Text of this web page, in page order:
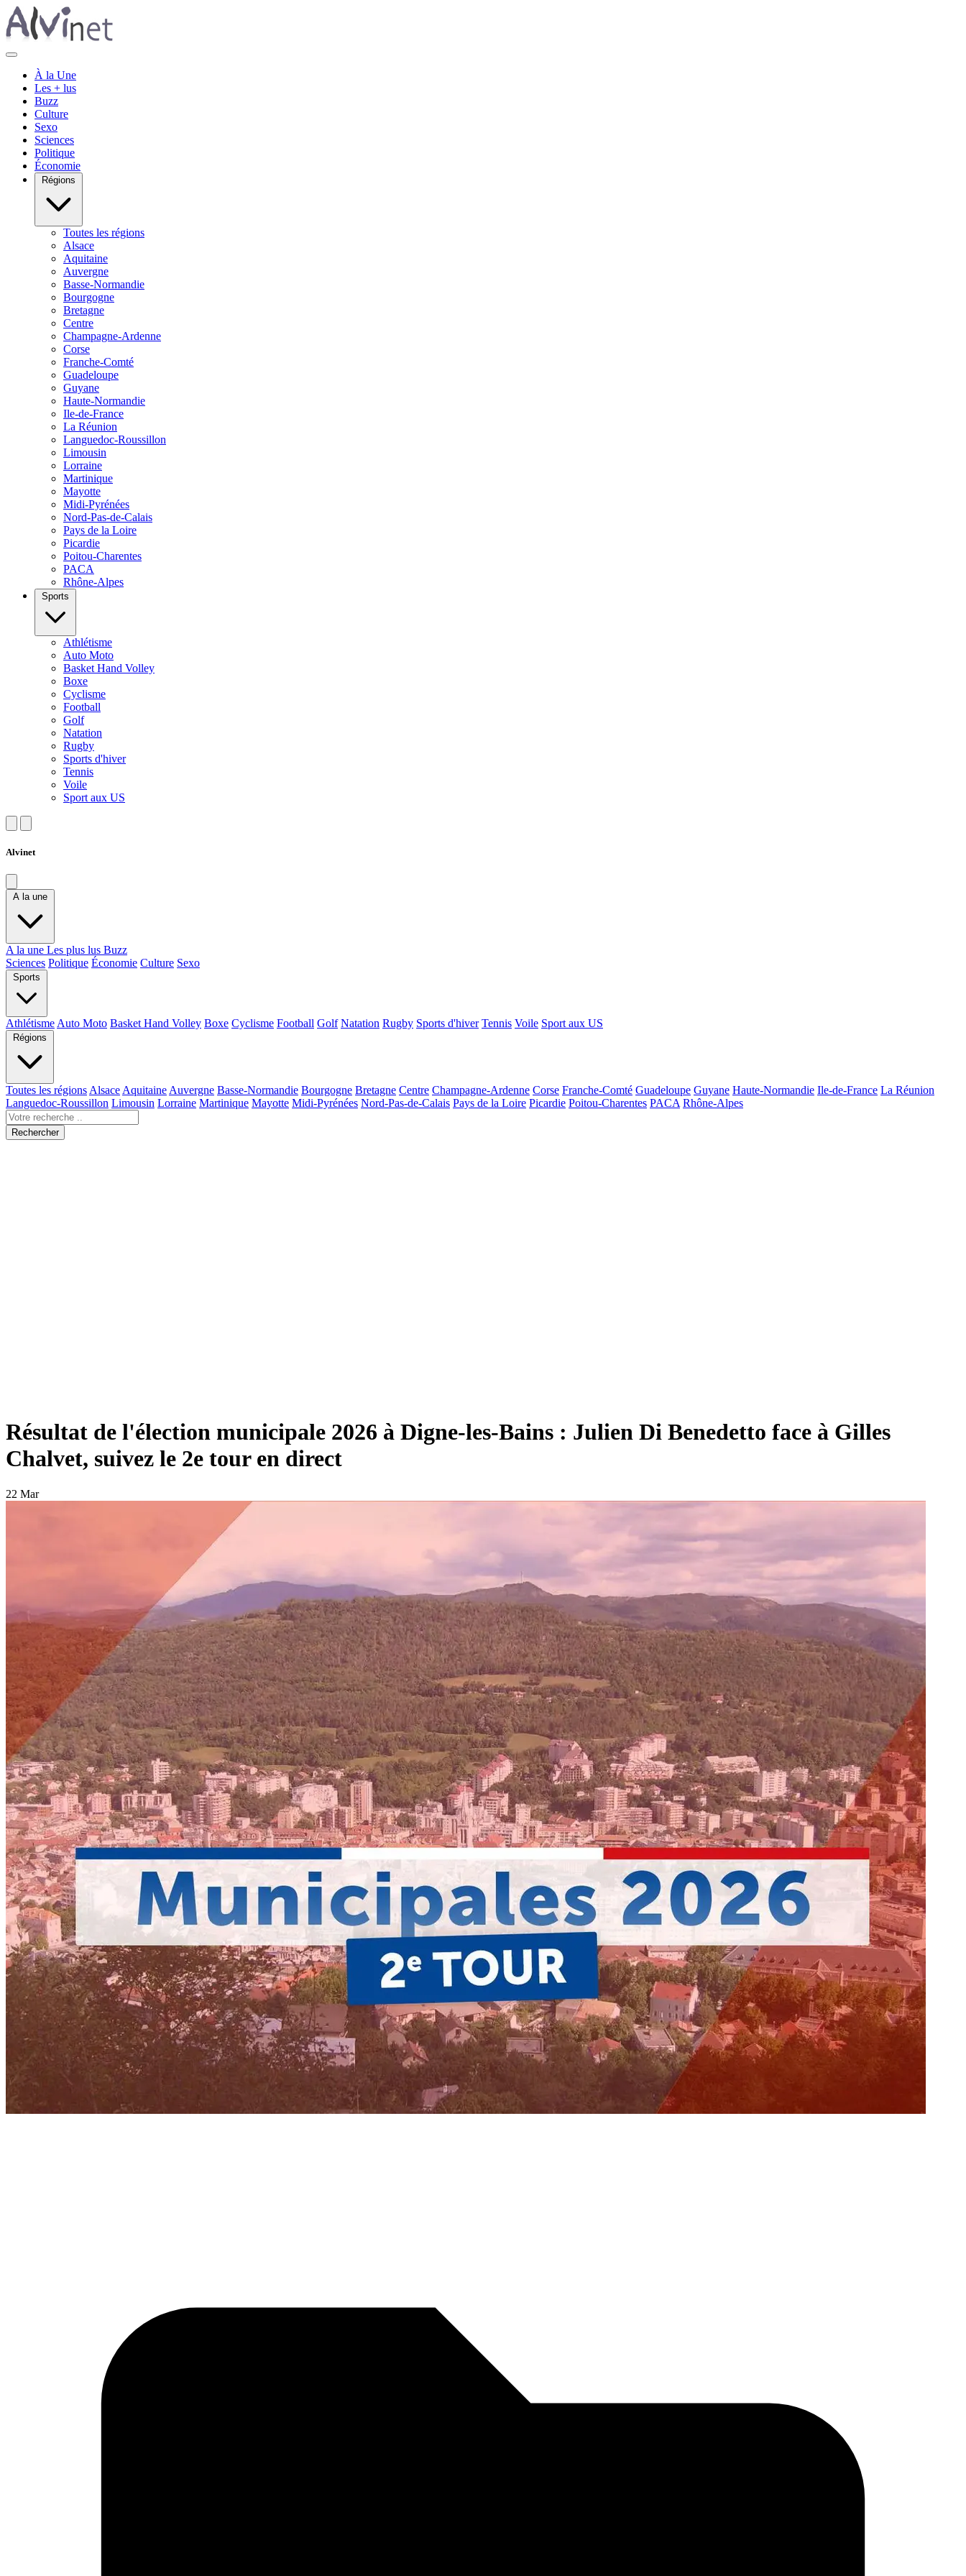
À la Une
Les + lus
Buzz
Culture
Sexo
Sciences
Politique
Économie
Régions
Toutes les régions
Alsace
Aquitaine
Auvergne
Basse-Normandie
Bourgogne
Bretagne
Centre
Champagne-Ardenne
Corse
Franche-Comté
Guadeloupe
Guyane
Haute-Normandie
Ile-de-France
La Réunion
Languedoc-Roussillon
Limousin
Lorraine
Martinique
Mayotte
Midi-Pyrénées
Nord-Pas-de-Calais
Pays de la Loire
Picardie
Poitou-Charentes
PACA
Rhône-Alpes
Sports
Athlétisme
Auto Moto
Basket Hand Volley
Boxe
Cyclisme
Football
Golf
Natation
Rugby
Sports d'hiver
Tennis
Voile
Sport aux US
Alvinet
A la une
A la une Les plus lus Buzz
Sciences Politique Économie Culture Sexo
Sports
Athlétisme Auto Moto Basket Hand Volley Boxe Cyclisme Football Golf Natation Rugby Sports d'hiver Tennis Voile Sport aux US
Régions
Toutes les régions Alsace Aquitaine Auvergne Basse-Normandie Bourgogne Bretagne Centre Champagne-Ardenne Corse Franche-Comté Guadeloupe Guyane Haute-Normandie Ile-de-France La Réunion
Languedoc-Roussillon Limousin Lorraine Martinique Mayotte Midi-Pyrénées Nord-Pas-de-Calais Pays de la Loire Picardie Poitou-Charentes PACA Rhône-Alpes
Rechercher
Résultat de l'élection municipale 2026 à Digne-les-Bains : Julien Di Benedetto face à Gilles
Chalvet, suivez le 2e tour en direct
22 Mar